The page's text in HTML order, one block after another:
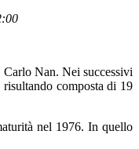
Nan. Nei successivi
composta di 19
nel 1976. In quello